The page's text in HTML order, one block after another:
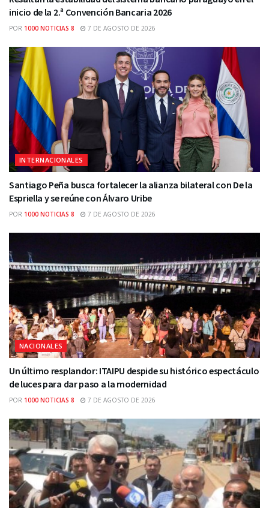
inicio de la 2.ª Convención Bancaria 2026
POR 1000 NOTICIAS 8 7 DE AGOSTO DE 2026
INTERNACIONALES
Santiago Peña busca fortalecer la alianza bilateral con De la
Espriella y se reúne con Álvaro Uribe
POR 1000 NOTICIAS 8 7 DE AGOSTO DE 2026
NACIONALES
Un último resplandor: ITAIPU despide su histórico espectáculo
de luces para dar paso a la modernidad
POR 1000 NOTICIAS 8 7 DE AGOSTO DE 2026